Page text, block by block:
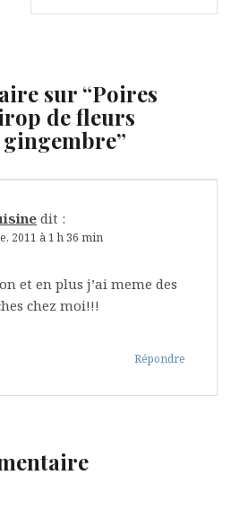
sur “Poires
de fleurs
gingembre”
dit :
2011 à 1 h 36 min
et en plus j’ai meme des
chez moi!!!
Répondre